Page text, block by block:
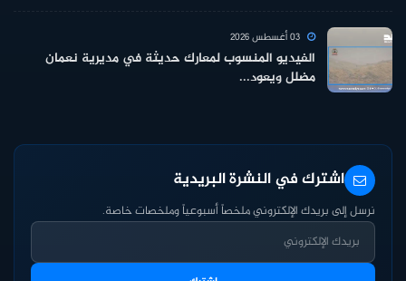
الفيديو المنسوب لمعارك حديثة في مديرية نعمان
مضلل ويعود...
اشترك في النشرة البريدية
نرسل إلى بريدك الإلكتروني ملخصاً أسبوعياً وملخصات خاصة.